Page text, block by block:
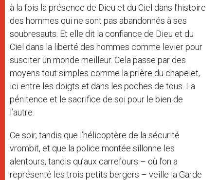
à la fois la présence de Dieu et du Ciel dans l’histoire
des hommes qui ne sont pas abandonnés à ses
soubresauts. Et elle dit la confiance de Dieu et du
Ciel dans la liberté des hommes comme levier pour
susciter un monde meilleur. Cela passe par des
moyens tout simples comme la prière du chapelet,
ici entre les doigts et dans les poches de tous. La
pénitence et le sacrifice de soi pour le bien de
l’autre.
Ce soir, tandis que l’hélicoptère de la sécurité
vrombit, et que la police montée sillonne les
alentours, tandis qu’aux carrefours – où l’on a
représenté les trois petits bergers – veille la Garde